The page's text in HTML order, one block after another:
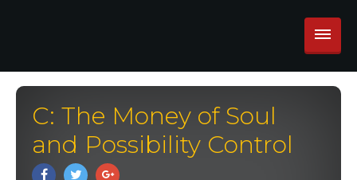
C: The Money of Soul
and Possibility Control